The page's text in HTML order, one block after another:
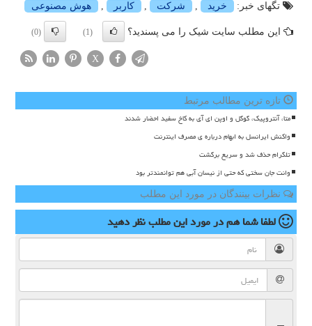
تگهای خبر:
خرید , شركت , كاربر , هوش مصنوعی
این مطلب سایت شیک را می پسندید؟ (1)
(0)
X
تازه ترین مطالب مرتبط
متا، آنتروپیک، گوگل و اوپن ای آی به کاخ سفید احضار شدند
واکنش ایرانسل به ابهام درباره ی مصرف اینترنت
تلگرام حذف شد و سریع برگشت
وانت جان سختی که حتی از نیسان آبی هم توانمندتر بود
نظرات بینندگان در مورد این مطلب
لطفا شما همدر مورد این مطلبنظر دهید